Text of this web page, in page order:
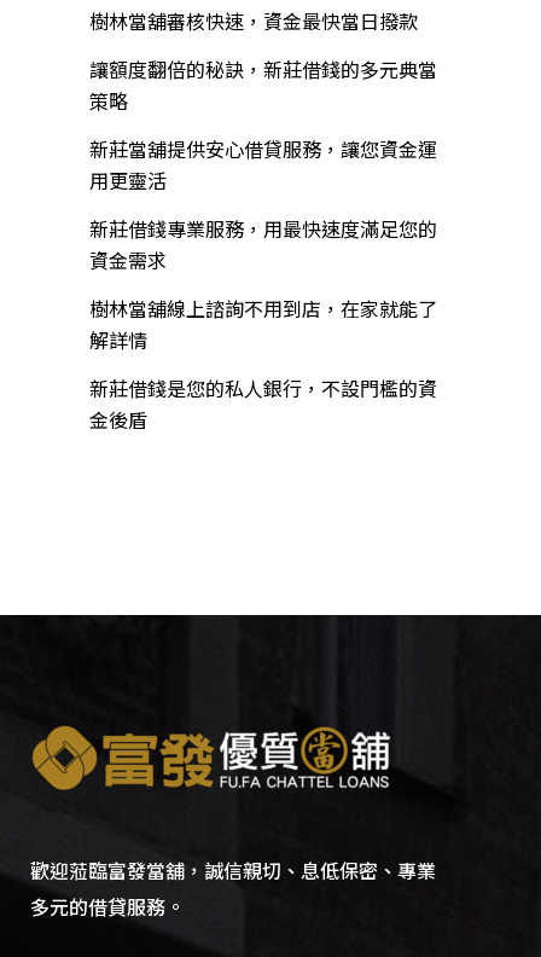
樹林當舖審核快速，資金最快當日撥款
讓額度翻倍的秘訣，新莊借錢的多元典當
策略
新莊當舖提供安心借貸服務，讓您資金運
用更靈活
新莊借錢專業服務，用最快速度滿足您的
資金需求
樹林當舖線上諮詢不用到店，在家就能了
解詳情
新莊借錢是您的私人銀行，不設門檻的資
金後盾
歡迎蒞臨富發當舖，誠信親切、息低保密、專業
多元的借貸服務。